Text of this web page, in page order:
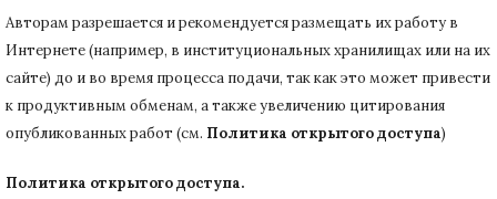
Авторам разрешается и рекомендуется размещать их работу в
Интернете (например, в институциональных хранилищах или на их
сайте) до и во время процесса подачи, так как это может привести
к продуктивным обменам, а также увеличению цитирования
опубликованных работ (см. Политика открытого доступа)
Политика открытого доступа.